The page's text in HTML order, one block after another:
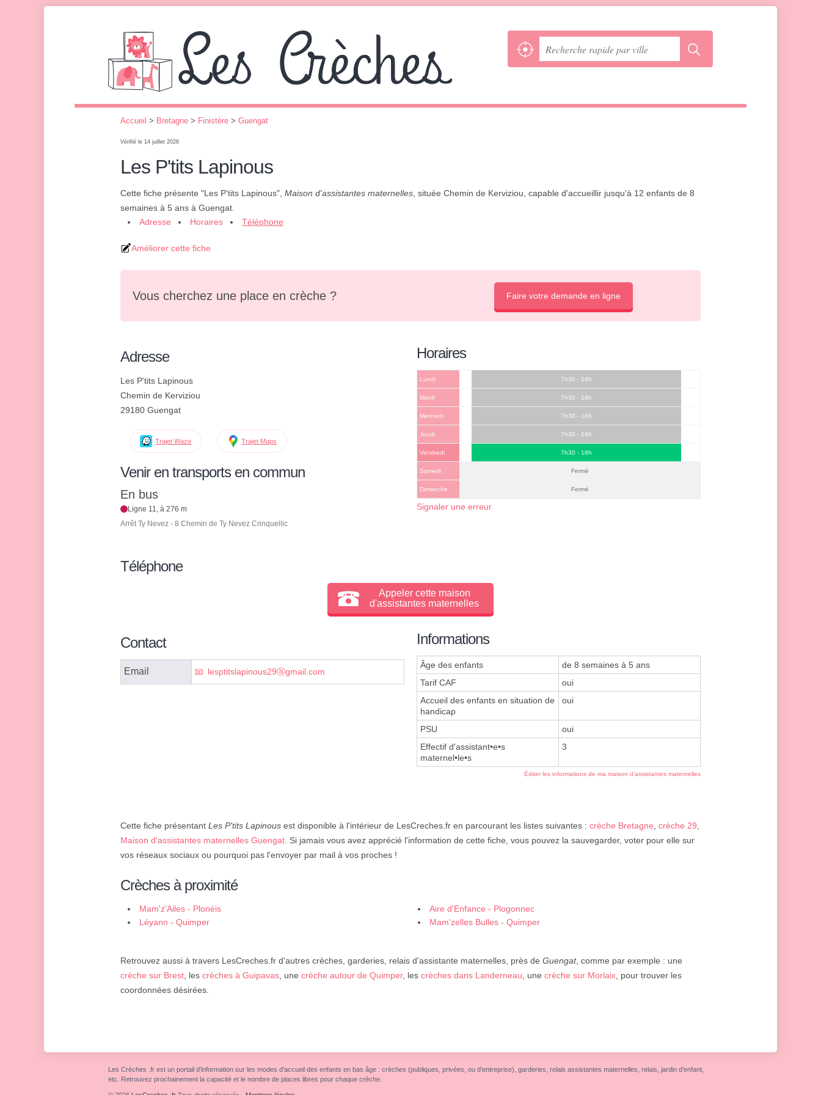
Accueil > Bretagne > Finistère > Guengat
Vérifié le 14 juillet 2026
Les P'tits Lapinous
Cette fiche présente "Les P'tits Lapinous", Maison d'assistantes maternelles , située Chemin de Kerviziou, capable d'accueillir jusqu'à 12 enfants de 8
semaines à 5 ans à Guengat.
Adresse
Horaires Téléphone
Améliorer cette fiche
Vous cherchez une place en crèche ? Faire votre demande en ligne
Adresse
Les P'tits Lapinous
Chemin de Kerviziou
29180 Guengat
Trajet Waze Trajet Maps
Venir en transports en commun
En bus
Ligne 11, à 276 m
Arrêt Ty Nevez - 8 Chemin de Ty Nevez Crinquellic
Horaires
Lundi 7h30 - 18h
Mardi 7h30 - 18h
Mercredi 7h30 - 18h
Jeudi 7h30 - 18h
Vendredi 7h30 - 18h
Samedi Fermé
Dimanche Fermé
Signaler une erreur
Téléphone
Appeler cette maison
d'assistantes maternelles
Contact
Email lesptitslapinous29ⓐgmail.com
Informations
Âge des enfants
de 8 semaines à 5 ans
Tarif CAF
oui
Accueil des enfants en situation de
handicap
oui
PSU
oui
Effectif d'assistant•e•s
maternel•le•s
3
Éditer les informations de ma maison d'assistantes maternelles
Cette fiche présentant Les P'tits Lapinous est disponible à l'intérieur de LesCreches.fr en parcourant les listes suivantes : crèche Bretagne, crèche 29,
Maison d'assistantes maternelles Guengat. Si jamais vous avez apprécié l'information de cette fiche, vous pouvez la sauvegarder, voter pour elle sur
vos réseaux sociaux ou pourquoi pas l'envoyer par mail à vos proches !
Crèches à proximité
Mam'z'Ailes - Plonéis
Aire d'Enfance - Plogonnec
Léyann - Quimper
Mam'zelles Bulles - Quimper
Retrouvez aussi à travers LesCreches.fr d'autres crèches, garderies, relais d'assistante maternelles, près de Guengat, comme par exemple : une
crèche sur Brest, les crèches à Guipavas, une crèche autour de Quimper, les crèches dans Landerneau, une crèche sur Morlaix, pour trouver les
coordonnées désirées.
Les Crèches .fr est un portail d'information sur les modes d'accueil des enfants en bas âge : crèches (publiques, privées, ou d'entreprise), garderies, relais assistantes maternelles, relais, jardin d'enfant,
etc. Retrouvez prochainement la capacité et le nombre de places libres pour chaque crèche.